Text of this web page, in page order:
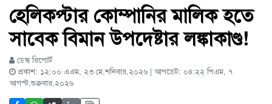
হেলিকপ্টার কোম্পানির মালিক হতে
সাবেক বিমান উপদেষ্টার লঙ্কাকাণ্ড!
ডেস্ক রিপোর্ট
প্রকাশ: ১২:০০ এএম, ২৩ মে,শনিবার,২০২৬ | আপডেট: ০৪:২২ পিএম, ৭
আগস্ট,শুক্রবার,২০২৬